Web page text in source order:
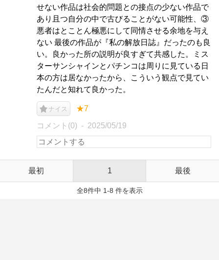
せない作品は社会的問題との接点の少ない作品で
あり且つ自分の中で古びることがない可能性、③
悪者はとことん極悪にして同情させる余地を与え
ない 最後の作品が『私の解放日誌』だったのも良
い。良かった所の説明が良すぎて共感した。ミス
ターサンシャインとパチンコは周りに見ている日
本の方は居なかったから、こういう観点で見てい
たんだと知れて良かった。
ナイス ★7
コメント(0) 2025/05/19
最初 1 最後
全8件中 1-8 件を表示